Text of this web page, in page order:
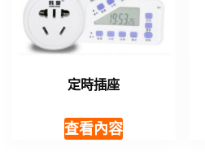
定時插座
查看內容